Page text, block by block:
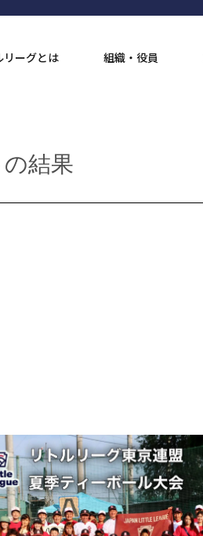
リーグとは 組織・役員
結果